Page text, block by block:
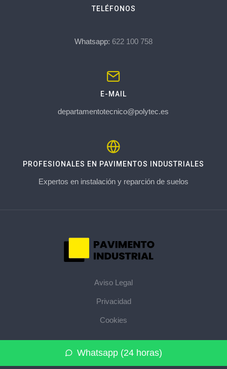
Whatsapp (24 horas)
TELÉFONOS
Whatsapp: 622 100 758
E-MAIL
departamentotecnico@polytec.es
PROFESIONALES EN PAVIMENTOS INDUSTRIALES
Expertos en instalación y reparción de suelos
Aviso Legal
Privacidad
Cookies
© 2026 pavimentoindustrial.pro · La web de pavimentos
industriales de su provincia · Mapa del sitio